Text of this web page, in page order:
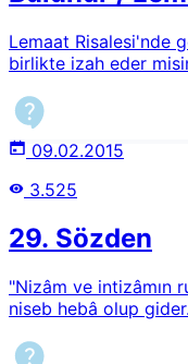
Lemaat Risalesi'nde
birlikte izah eder
09.02.2015
3.525
29. Sözden
"Nizâm ve intizâmın
niseb hebâ olup